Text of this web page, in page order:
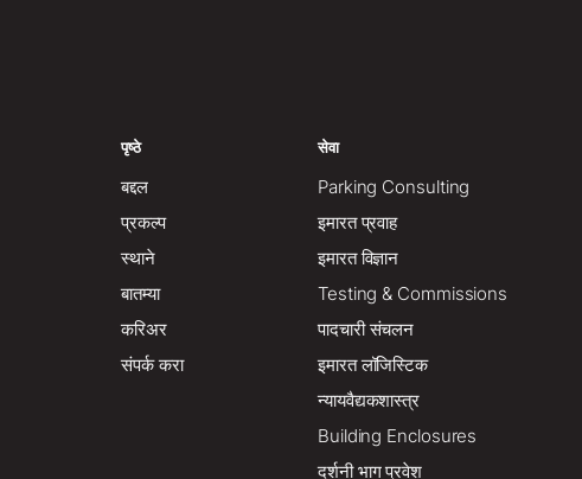
पृष्ठे
बद्दल
प्रकल्प
स्थाने
बातम्या
करिअर
संपर्क करा
सेवा
Parking Consulting
इमारत प्रवाह
इमारत विज्ञान
Testing & Commissions
पादचारी संचलन
इमारत लॉजिस्टिक
न्यायवैद्यकशास्त्र
Building Enclosures
दर्शनी भाग प्रवेश